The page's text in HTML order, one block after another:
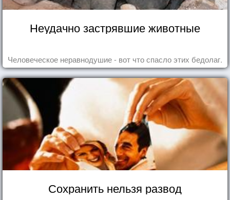
Неудачно застрявшие животные
Человеческое неравнодушие - вот что спасло этих бедолаг.
Сохранить нельзя развод